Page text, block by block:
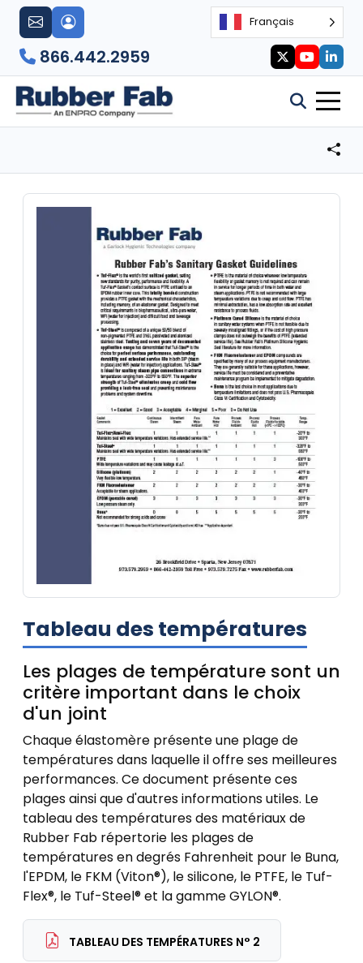
Français
866.442.2959
Tableau des températures
Les plages de température sont un
critère important dans le choix
d'un joint
Chaque élastomère présente une plage de
températures dans laquelle il offre ses meilleures
performances. Ce document présente ces
plages ainsi que d'autres informations utiles. Le
tableau des températures des matériaux de
Rubber Fab répertorie les plages de
températures en degrés Fahrenheit pour le Buna,
l'EPDM, le FKM (Viton®), le silicone, le PTFE, le Tuf-
Flex®, le Tuf-Steel® et la gamme GYLON®.
TABLEAU DES TEMPÉRATURES N° 2